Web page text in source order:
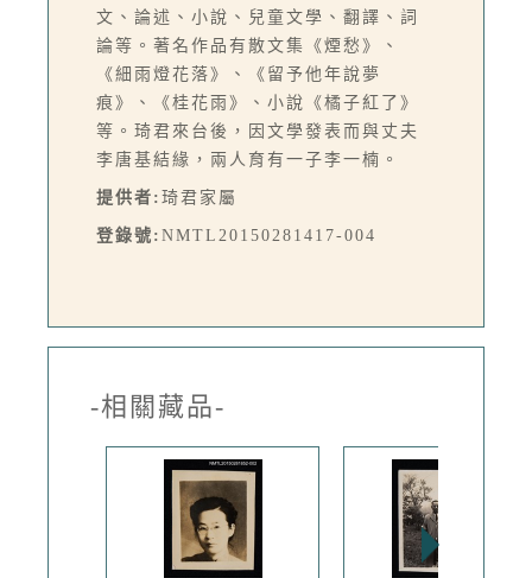
文、論述、小說、兒童文學、翻譯、詞
論等。著名作品有散文集《煙愁》、
《細雨燈花落》、《留予他年說夢
痕》、《桂花雨》、小說《橘子紅了》
等。琦君來台後，因文學發表而與丈夫
李唐基結緣，兩人育有一子李一楠。
提供者: 琦君家屬
登錄號: NMTL20150281417-004
-相關藏品-